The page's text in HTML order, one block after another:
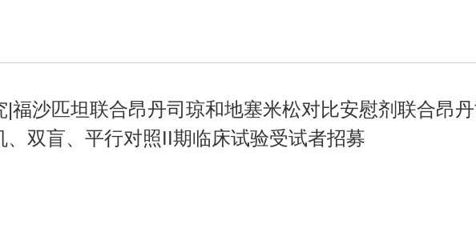
|福沙匹坦联合昂丹司琼和地塞米松对比安慰剂联合昂
、双盲、平行对照II期临床试验受试者招募